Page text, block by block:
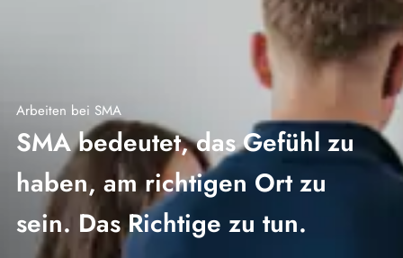
Arbeiten bei SMA
SMA bedeutet, das Gefühl zu
haben, am richtigen Ort zu
sein. Das Richtige zu tun.